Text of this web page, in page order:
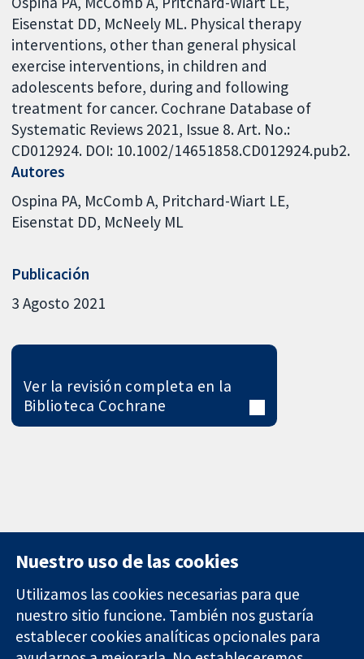
Eisenstat DD, McNeely ML. Physical therapy
interventions, other than general physical
exercise interventions, in children and
adolescents before, during and following
treatment for cancer. Cochrane Database of
Systematic Reviews 2021, Issue 8. Art. No.:
CD012924. DOI: 10.1002/14651858.CD012924.pub2.
Autores
Ospina PA McComb A Pritchard-Wiart LE
Eisenstat DD McNeely ML
Publicación
3 Agosto 2021
Ver la revisión completa en la
Biblioteca Cochrane
Evidencia fiable.
11-13 Cavendish
Square
Contacto
Noticias
Nuestro uso de las cookies
Utilizamos las cookies necesarias para que
nuestro sitio funcione. También nos gustaría
establecer cookies analíticas opcionales para